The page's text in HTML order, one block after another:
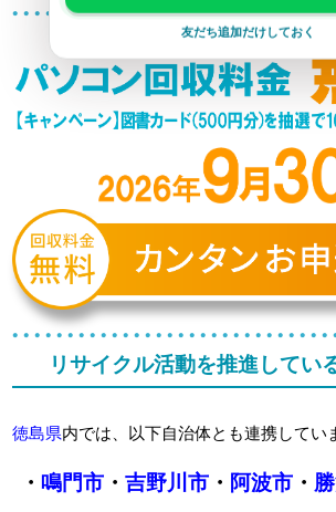
リサイクル活動を推進してい
徳島県内では、以下自治体とも連携してい
・ 鳴門市・ 吉野川市・ 阿波市・
友だち追加だけしておく